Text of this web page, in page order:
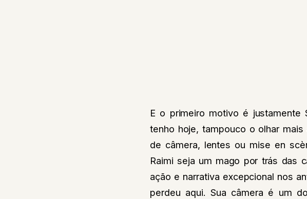
E o primeiro motivo é justamente
tenho hoje, tampouco o olhar
de câmera, lentes ou mise en
Raimi seja um mago por trás das
ação e narrativa excepcional nos
perdeu aqui. Sua câmera é um